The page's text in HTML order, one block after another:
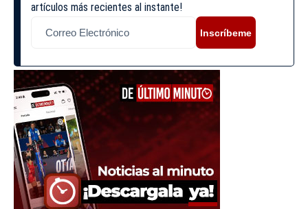
artículos más recientes al instante!
Inscríbeme